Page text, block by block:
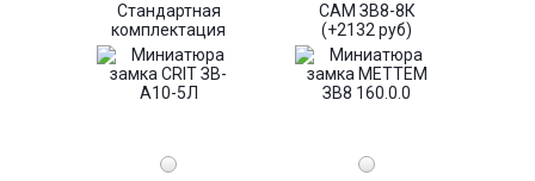
Стандартная
комплектация
САМ ЗВ8-8К
(+2132 руб)